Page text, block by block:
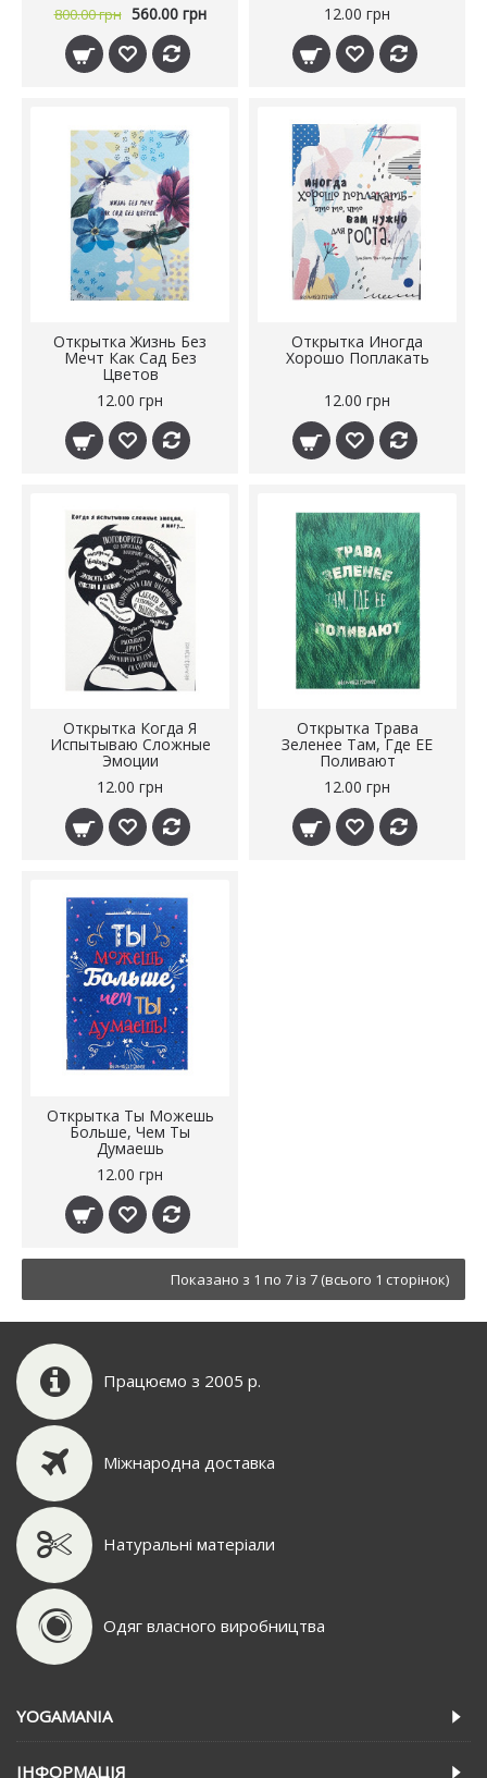
800.00 грн 560.00 грн
12.00 грн
Открытка Жизнь Без
Мечт Как Сад Без
Цветов
12.00 грн
Открытка Иногда
Хорошо Поплакать
12.00 грн
Открытка Когда Я
Испытываю Сложные
Эмоции
12.00 грн
Открытка Трава
Зеленее Там, Где ЕЕ
Поливают
12.00 грн
Открытка Ты Можешь
Больше, Чем Ты
Думаешь
12.00 грн
Показано з 1 по 7 із 7 (всього 1 сторінок)
Працюємо з 2005 р.
Міжнародна доставка
Натуральні матеріали
Одяг власного виробництва
YOGAMANIA
IНФОРМАЦIЯ